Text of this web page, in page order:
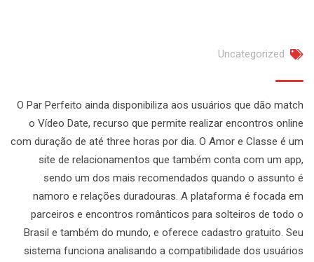
Uncategorized
O Par Perfeito ainda disponibiliza aos usuários que dão match
o Vídeo Date, recurso que permite realizar encontros online
com duração de até three horas por dia. O Amor e Classe é um
site de relacionamentos que também conta com um app,
sendo um dos mais recomendados quando o assunto é
namoro e relações duradouras. A plataforma é focada em
parceiros e encontros românticos para solteiros de todo o
Brasil e também do mundo, e oferece cadastro gratuito. Seu
sistema funciona analisando a compatibilidade dos usuários